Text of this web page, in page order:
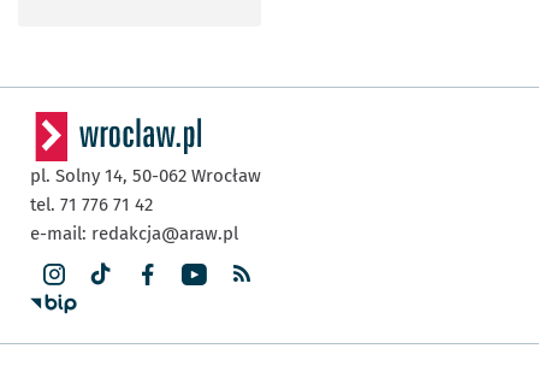
pl. Solny 14, 50-062 Wrocław
tel. 71 776 71 42
e-mail: redakcja@araw.pl